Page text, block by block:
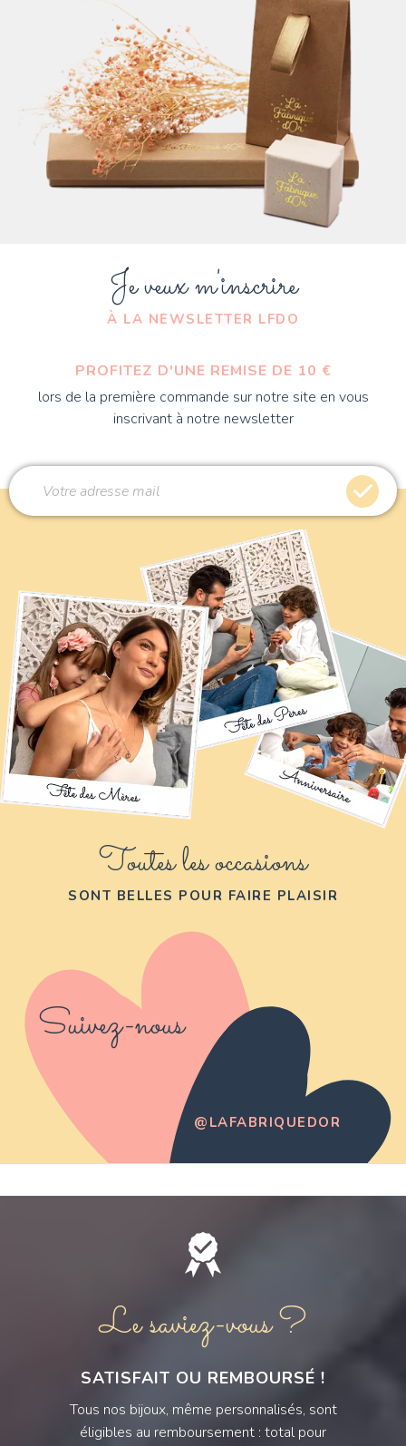
Je veux m'inscrire
À LA NEWSLETTER LFDO
PROFITEZ D'UNE REMISE DE 10 €
lors de la première commande sur notre site en vous
inscrivant à notre newsletter
Toutes les occasions
SONT BELLES POUR FAIRE PLAISIR
Suivez-nous
@LAFABRIQUEDOR
Le saviez-vous ?
SATISFAIT OU REMBOURSÉ !
Tous nos bijoux, même personnalisés, sont
éligibles au remboursement : total pour